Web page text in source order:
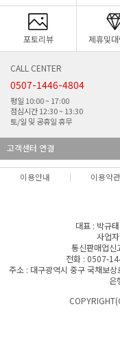
포토리뷰 제휴및
CALL CENTER
0507-1446-4804
평일 10:00 ~ 17:00
점심시간 12:30 ~ 13:30
토/일 및 공휴일 휴무
고객센터 연결
이용안내 이용약관
대표 : 박규
사업
통신판매업
전화 : 0507-
주소 : 대구광역시 중구 국채보
은